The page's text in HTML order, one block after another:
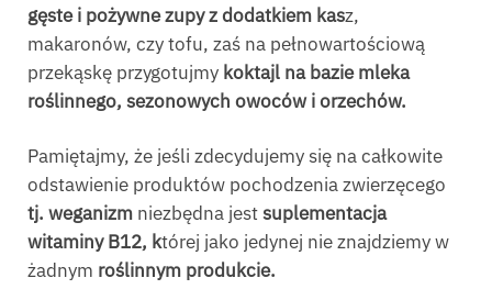
gęste i pożywne zupy z dodatkiem kasz,
makaronów, czy tofu, zaś na pełnowartościową
przekąskę przygotujmy koktajl na bazie mleka
roślinnego, sezonowych owoców i orzechów.
Pamiętajmy, że jeśli zdecydujemy się na całkowite
odstawienie produktów pochodzenia zwierzęcego
tj. weganizm niezbędna jestsuplementacja
witaminy B12, której jako jedynej nie znajdziemy w
żadnym roślinnym produkcie.